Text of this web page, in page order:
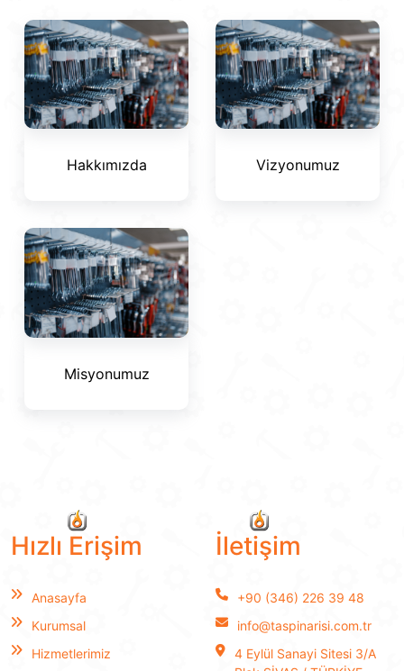
Hakkımızda Vizyonumuz
Misyonumuz
Hızlı Erişim
Anasayfa
Kurumsal
Hizmetlerimiz
İletişim
+90 (346) 226 39 48
info@taspinarisi.com.tr
4 Eylül Sanayi Sitesi 3/A